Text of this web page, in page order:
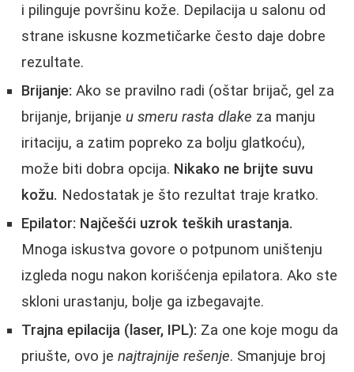
i pilinguje površinu kože. Depilacija u salonu od
strane iskusne kozmetičarke često daje dobre
rezultate.
Brijanje: Ako se pravilno radi (oštar brijač, gel za
brijanje, brijanje u smeru rasta dlake za manju
iritaciju, a zatim popreko za bolju glatkoću),
može biti dobra opcija. Nikako ne brijte suvu
kožu. Nedostatak je što rezultat traje kratko.
Epilator: Najčešći uzrok teških urastanja.
Mnoga iskustva govore o potpunom uništenju
izgleda nogu nakon korišćenja epilatora. Ako ste
skloni urastanju, bolje ga izbegavajte.
Trajna epilacija (laser, IPL): Za one koje mogu da
priušte, ovo je najtrajnije rešenje. Smanjuje broj